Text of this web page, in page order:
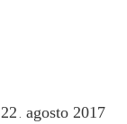
22 agosto 2017